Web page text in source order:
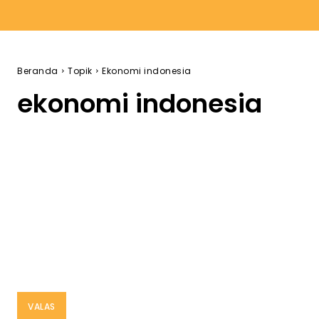
Beranda Topik Ekonomi indonesia
ekonomi indonesia
VALAS